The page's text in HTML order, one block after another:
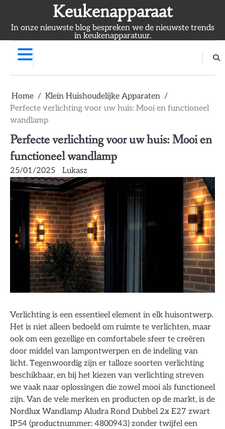
content
Keukenapparaat
In onze nieuwste blog bespreken we de nieuwste trends
in keukenapparatuur.
Home
Klein Huishoudelijke Apparaten
Perfecte verlichting voor uw huis: Mooi en functioneel
wandlamp
Perfecte verlichting voor uw huis: Mooi en
functioneel wandlamp
25/01/2025 Lukasz
Verlichting is een essentieel element in elk huisontwerp.
Het is niet alleen bedoeld om ruimte te verlichten, maar
ook om een gezellige en comfortabele sfeer te creëren
door middel van lampontwerpen en de indeling van
licht. Tegenwoordig zijn er talloze soorten verlichting
beschikbaar, en bij het kiezen van verlichting streven
we vaak naar oplossingen die zowel mooi als functioneel
zijn. Van de vele merken en producten op de markt, is de
Nordlux Wandlamp Aludra Rond Dubbel 2x E27 zwart
IP54 (productnummer: 4800943) zonder twijfel een